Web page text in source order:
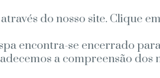
do nosso site. Clique
encontra-se encerrado
a compreensão dos